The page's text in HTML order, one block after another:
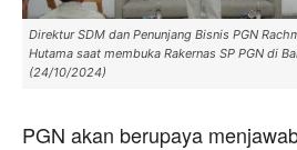
Direktur SDM dan Penunjang Bisnis PGN
Hutama saat membuka Rakernas SP PGN di
(24/10/2024)
PGN akan berupaya